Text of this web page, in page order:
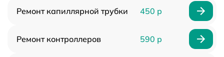
Ремонт капиллярной трубки 450 р
Ремонт контроллеров 590 р